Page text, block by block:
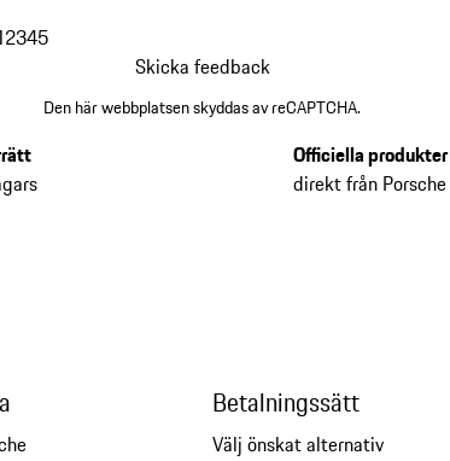
2345
Skicka feedback
Den här webbplatsen skyddas av reCAPTCHA.
Officiella produkter
direkt från Porsche
Betalningssätt
Välj önskat alternativ